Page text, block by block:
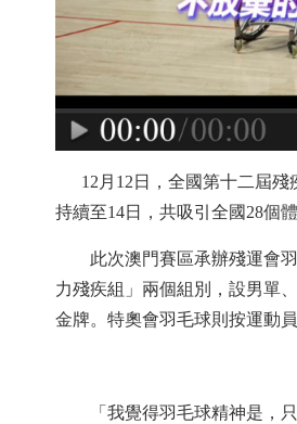
12月12日，全國第十二屆殘
持續至14日，共吸引全國28個
此次澳門賽區承辦殘運會羽
力殘疾組」兩個組別，設男單
金牌。特奧會羽毛球則按運動
「我覺得羽毛球精神是，只